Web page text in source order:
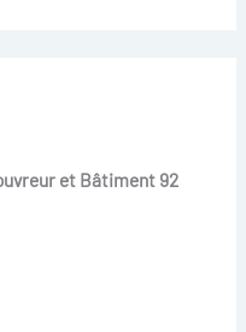
et Bâtiment 92